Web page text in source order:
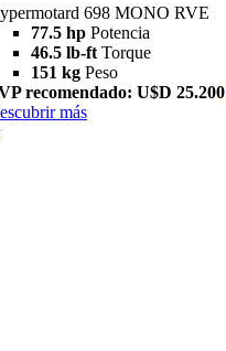
698 MONO RVE
77.5 hp Potencia
46.5 lb-ft Torque
151 kg Peso
recomendado: U$D 25.200
más